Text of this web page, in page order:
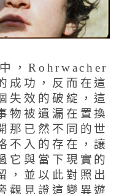
，Rohrwacher
成功，反而在這
失效的破綻，這
物被遺漏在置換
那已然不同的世
不入的存在，讓
它與當下現實的
，並以此對照出
觀見證這變異遊